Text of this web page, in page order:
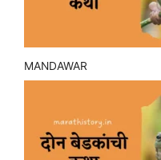
MANDAWAR